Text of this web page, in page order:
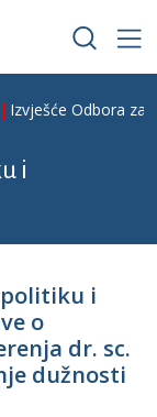
Izvješće Odbora za
i
i
o
dr. sc.
dužnosti